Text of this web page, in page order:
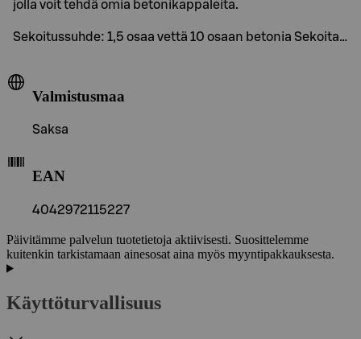
jolla voit tehdä omia betonikappaleita.
Sekoitussuhde: 1,5 osaa vettä 10 osaan betonia Sekoita…
Valmistusmaa
Saksa
EAN
4042972115227
Päivitämme palvelun tuotetietoja aktiivisesti. Suosittelemme
kuitenkin tarkistamaan ainesosat aina myös myyntipakkauksesta.
Käyttöturvallisuus